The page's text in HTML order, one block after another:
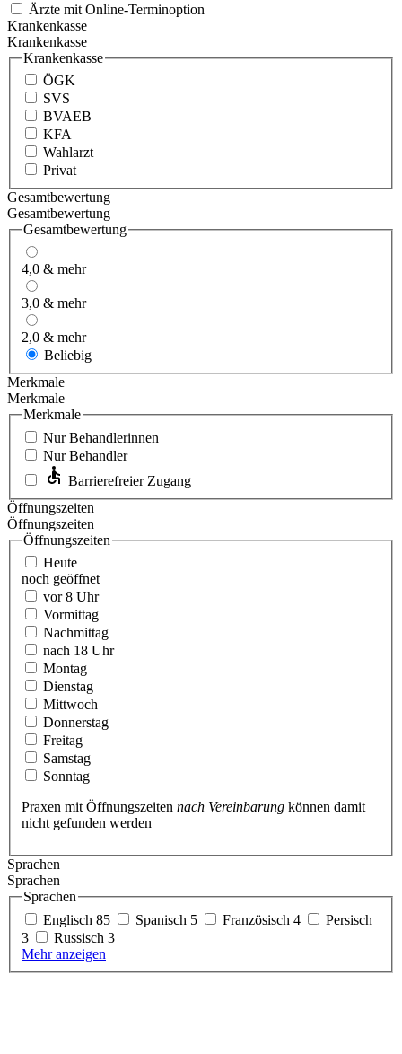
Ärzte mit Online-Terminoption
Krankenkasse
Krankenkasse
Krankenkasse
ÖGK
SVS
BVAEB
KFA
Wahlarzt
Privat
Gesamtbewertung
Gesamtbewertung
Gesamtbewertung
4,0 & mehr
3,0 & mehr
2,0 & mehr
Beliebig
Merkmale
Merkmale
Merkmale
Nur Behandlerinnen
Nur Behandler
Barrierefreier Zugang
Öffnungszeiten
Öffnungszeiten
Öffnungszeiten
Heute
noch geöffnet
vor 8 Uhr
Vormittag
Nachmittag
nach 18 Uhr
Montag
Dienstag
Mittwoch
Donnerstag
Freitag
Samstag
Sonntag
Praxen mit Öffnungszeiten nach Vereinbarung können damit
nicht gefunden werden
Sprachen
Sprachen
Sprachen
Englisch 85 Spanisch 5 Französisch 4
Persisch
3
Russisch 3
Mehr anzeigen